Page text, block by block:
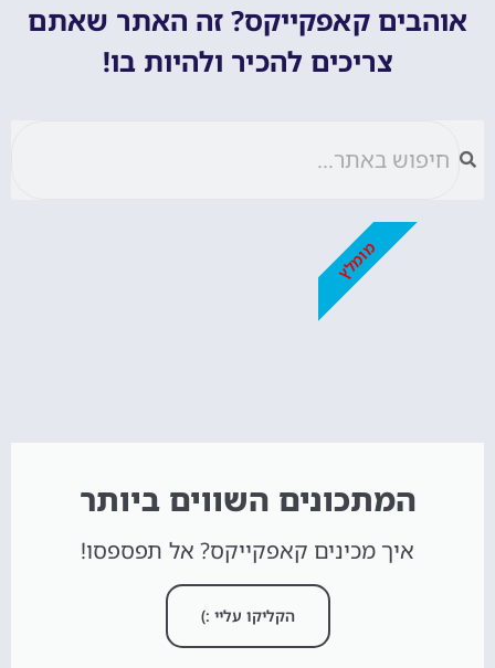
אוהבים קאפקייקס? זה האתר שאתם
צריכים להכיר ולהיות בו!
המתכונים השווים ביותר
איך מכינים קאפקייקס? אל תפספסו!
הקליקו עליי :)
מומלץ